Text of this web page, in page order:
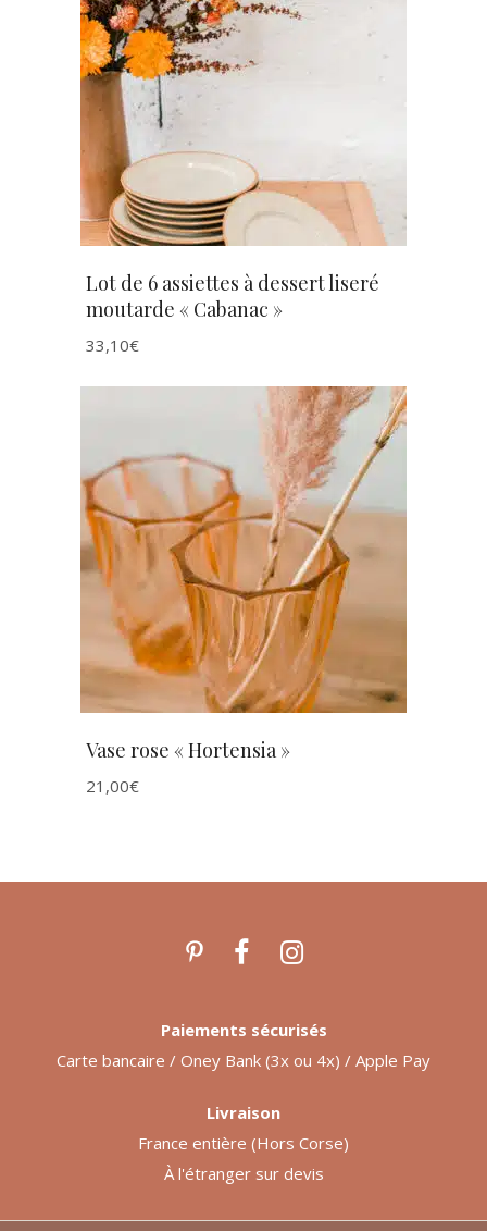
AJOUTER AU PANIER
Lot de 6 assiettes à dessert liseré
moutarde « Cabanac »
33,10€
AJOUTER AU PANIER
Vase rose « Hortensia »
21,00€
Paiements sécurisés
Carte bancaire / Oney Bank (3x ou 4x) / Apple Pay
Livraison
France entière (Hors Corse)
À l'étranger sur devis